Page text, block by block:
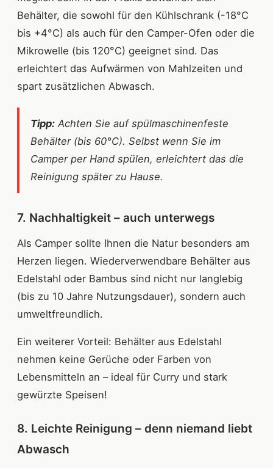
Behälter, die sowohl für den Kühlschrank (-18°C
bis +4°C) als auch für den Camper-Ofen oder die
Mikrowelle (bis 120°C) geeignet sind. Das
erleichtert das Aufwärmen von Mahlzeiten und
spart zusätzlichen Abwasch.
Tipp: Achten Sie auf spülmaschinenfeste
Behälter (bis 60°C). Selbst wenn Sie im
Camper per Hand spülen, erleichtert das die
Reinigung später zu Hause.
7. Nachhaltigkeit – auch unterwegs
Als Camper sollte Ihnen die Natur besonders am
Herzen liegen. Wiederverwendbare Behälter aus
Edelstahl oder Bambus sind nicht nur langlebig
(bis zu 10 Jahre Nutzungsdauer), sondern auch
umweltfreundlich.
Ein weiterer Vorteil: Behälter aus Edelstahl
nehmen keine Gerüche oder Farben von
Lebensmitteln an – ideal für Curry und stark
gewürzte Speisen!
8. Leichte Reinigung – denn niemand liebt
Abwasch